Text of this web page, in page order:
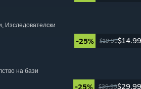
, Изследователски
-25% $19.99$14.99
на бази
-25% $39.99$29.99